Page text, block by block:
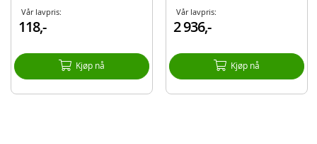
Vår lavpris:
118,-
Kjøp nå
Vår lavpris:
2 936,-
Kjøp nå